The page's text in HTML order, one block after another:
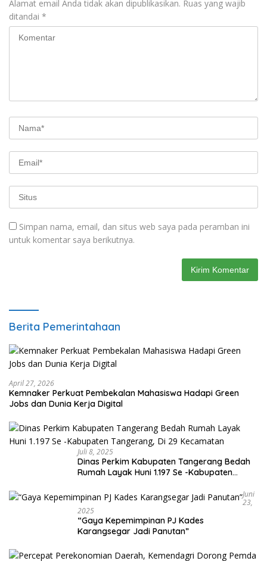
Alamat email Anda tidak akan dipublikasikan. Ruas yang wajib
ditandai *
Simpan nama, email, dan situs web saya pada peramban ini
untuk komentar saya berikutnya.
Berita Pemerintahaan
April 27, 2026
Kemnaker Perkuat Pembekalan Mahasiswa Hadapi Green
Jobs dan Dunia Kerja Digital
Juli 8, 2025
Dinas Perkim Kabupaten Tangerang Bedah
Rumah Layak Huni 1.197 Se -Kabupaten
Juni
23,
2025
“Gaya Kepemimpinan PJ Kades
Karangsegar Jadi Panutan”